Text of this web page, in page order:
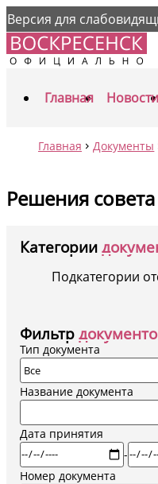
Версия для
Главная Новости
Главная Документы
Решения
Категории
Подкатегории
Фильтр
Тип документа
Название документа
Дата принятия
-
Номер документа